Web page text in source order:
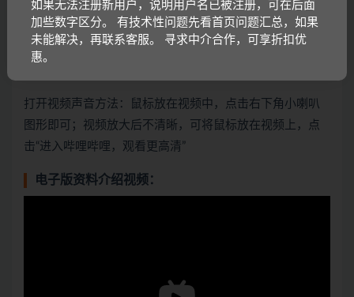
打开视频声音方法：鼠标放在视频中，点击右下角小喇叭
图形即可；视频放大后不清晰，可将鼠标放在视频上，点
击“进入哔哩哔哩，观看更高清”
电子版资料介绍视频：
如果无法注册新用户，说明用户名已被注册，可在后面
加些数字区分。 有技术性问题先看首页问题汇总，如果
未能解决，再联系客服。 寻求中介合作，可享折扣优
惠。